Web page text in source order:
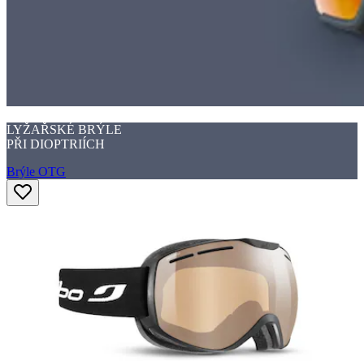
LYŽAŘSKÉ BRÝLE
PŘI DIOPTRIÍCH
Brýle OTG